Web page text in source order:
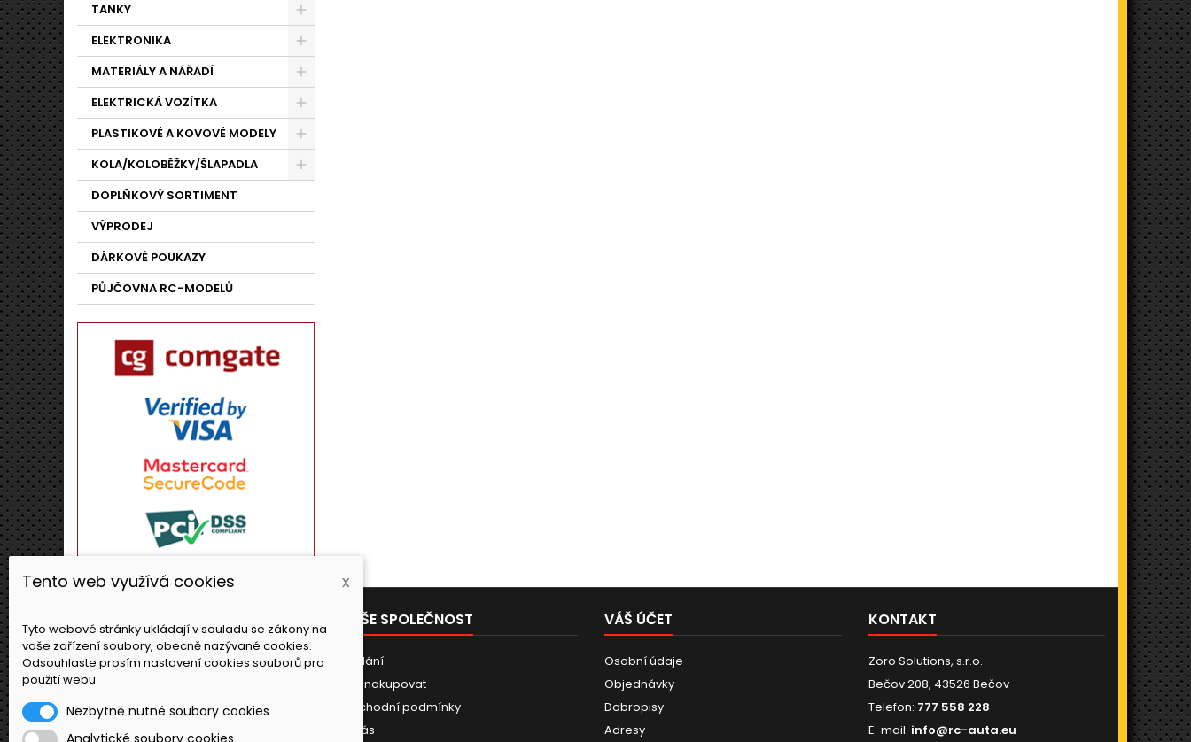
TANKY
ELEKTRONIKA
MATERIÁLY A NÁŘADÍ
ELEKTRICKÁ VOZÍTKA
PLASTIKOVÉ A KOVOVÉ MODELY
KOLA/KOLOBĚŽKY/ŠLAPADLA
DOPLŇKOVÝ SORTIMENT
VÝPRODEJ
DÁRKOVÉ POUKAZY
PŮJČOVNA RC-MODELŮ
PRODUKTY
Novinky
NAŠE SPOLEČNOST
Dodání
Jak nakupovat
Obchodní podmínky
O nás
VÁŠ ÚČET
Osobní údaje
Objednávky
Dobropisy
Adresy
KONTAKT
Zoro Solutions, s.r.o.
Bečov 208, 43526 Bečov
Telefon: 777 558 228
E-mail: info@rc-auta.eu
Tento web využívá cookies x
Tyto webové stránky ukládají v souladu se zákony na
vaše zařízení soubory, obecně nazývané cookies.
Odsouhlaste prosím nastavení cookies souborů pro
použití webu.
Nezbytně nutné soubory cookies
Analytické soubory cookies